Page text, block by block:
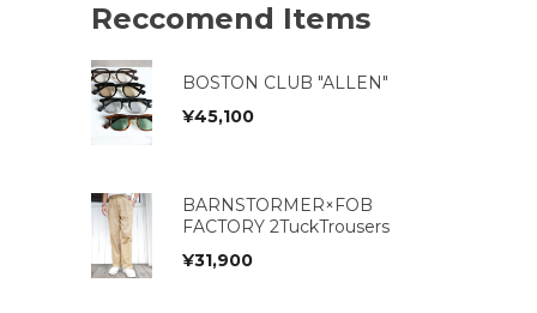
Reccomend Items
BOSTON CLUB "ALLEN"
¥45,100
BARNSTORMER×FOB
FACTORY 2TuckTrousers
¥31,900